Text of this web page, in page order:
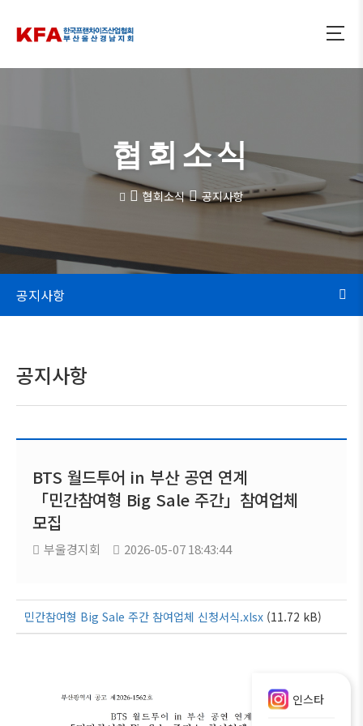
협회소식
협회소식 공지사항
공지사항
공지사항
BTS 월드투어 in 부산 공연 연계
「민간참여형 Big Sale 주간」참여업체
모집
부울경지회 2026-05-07 18:43:44
민간참여형 Big Sale 주간 참여업체 신청서식.xlsx (11.72 kB)
인스타